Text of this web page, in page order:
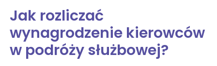
Jak rozliczać
wynagrodzenie kierowców
w podróży służbowej?